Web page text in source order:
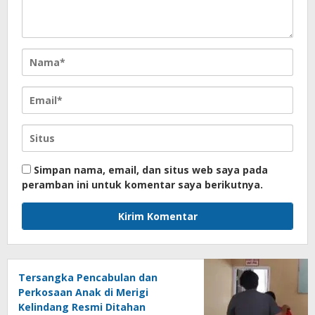
Simpan nama, email, dan situs web saya pada
peramban ini untuk komentar saya berikutnya.
Tersangka Pencabulan dan
Perkosaan Anak di Merigi
Kelindang Resmi Ditahan